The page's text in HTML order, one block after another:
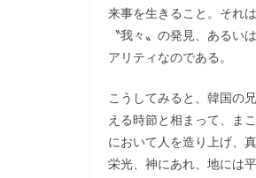
来事を生きること。それ
〝我々〟の発見、あるい
アリティなのである。
こうしてみると、韓国の
える時節と相まって、ま
において人を造り上げ、
栄光、神にあれ、地には